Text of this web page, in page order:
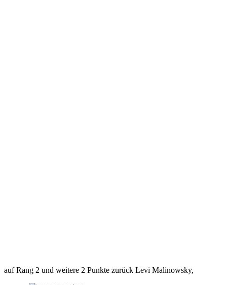
auf Rang 2 und weitere 2 Punkte zurück Levi Malinowsky,